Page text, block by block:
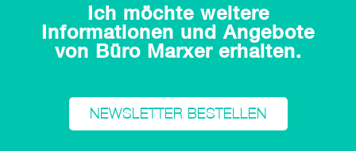
Ich möchte weitere
Informationen und Angebote
von Büro Marxer erhalten.
NEWSLETTER BESTELLEN